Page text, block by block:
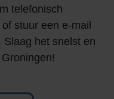
telefonisch
of stuur een e-mail
. Slaag het snelst en